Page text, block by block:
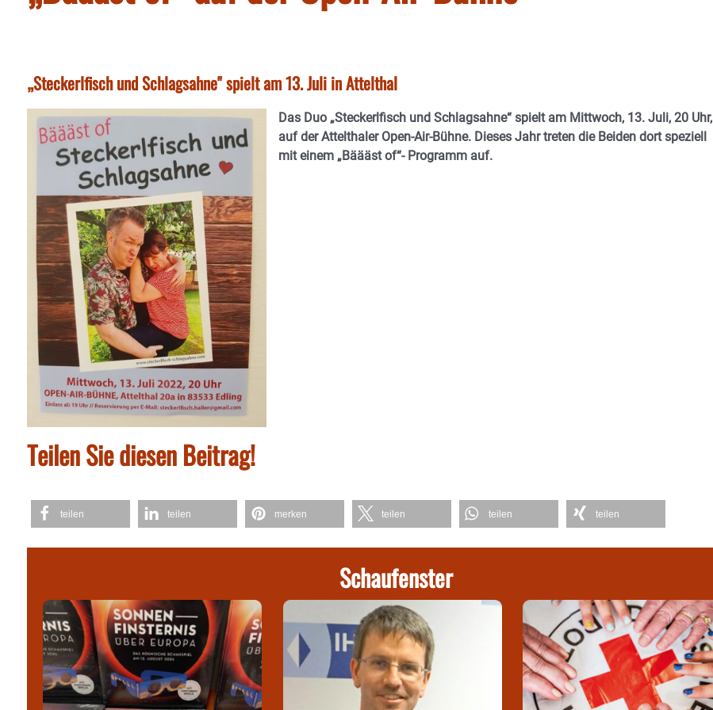
„Steckerlfisch und Schlagsahne" spielt am 13. Juli in Attelthal
Das Duo „Steckerlfisch und Schlagsahne“ spielt am Mittwoch, 13. Juli, 20 Uhr,
auf der Attelthaler Open-Air-Bühne. Dieses Jahr treten die Beiden dort speziell
mit einem „Bäääst of“- Programm auf.
Teilen Sie diesen Beitrag!
teilen teilen merken teilen teilen teilen
Schaufenster